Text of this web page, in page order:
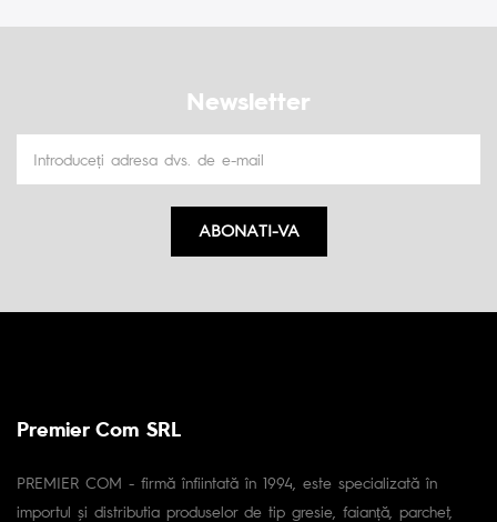
Newsletter
ABONATI-VA
Premier Com SRL
PREMIER COM - firmă înfiintată în 1994, este specializată în
importul și distributia produselor de tip gresie, faianță, parchet,